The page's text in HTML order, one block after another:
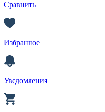
Сравнить
Избранное
Уведомления